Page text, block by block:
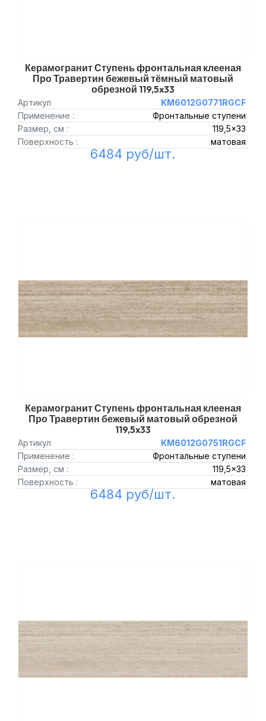
Керамогранит Ступень фронтальная клееная
Про Травертин бежевый тёмный матовый
обрезной 119,5x33
Артикул
KM6012G0771RGCF
Применение :
Фронтальные ступени
Размер, см :
119,5x33
Поверхность :
матовая
6484 руб/шт.
Керамогранит Ступень фронтальная клееная
Про Травертин бежевый матовый обрезной
119,5x33
Артикул
KM6012G0751RGCF
Применение :
Фронтальные ступени
Размер, см :
119,5x33
Поверхность :
матовая
6484 руб/шт.